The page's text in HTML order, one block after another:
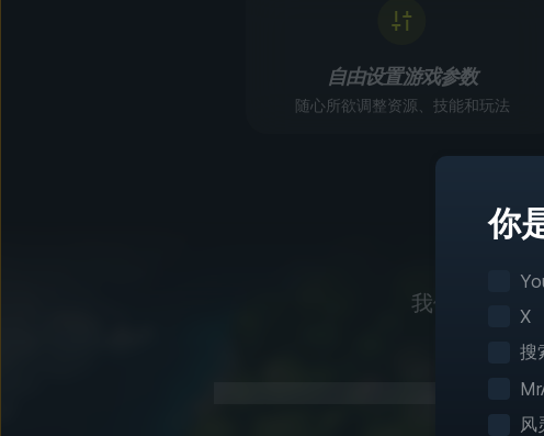
自由设置游戏参数
随心所欲调整资源、技能和玩法
我们为 60 多
你
X
搜
风